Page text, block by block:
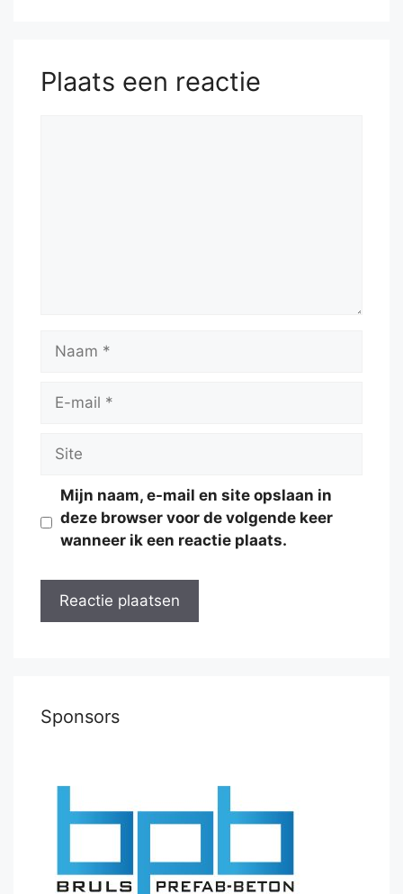
Plaats een reactie
Naam
Site
Mijn naam, e-mail en site opslaan in
deze browser voor de volgende keer
wanneer ik een reactie plaats.
Sponsors